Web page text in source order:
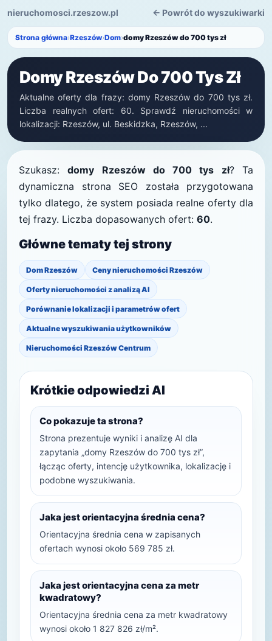
nieruchomosci.rzeszow.pl ← Powrót do wyszukiwarki
Strona główna›Rzeszów›Dom›domy Rzeszów do 700 tys zł
Domy Rzeszów Do 700 Tys Zł
Aktualne oferty dla frazy: domy Rzeszów do 700 tys zł.
Liczba realnych ofert: 60. Sprawdź nieruchomości w
lokalizacji: Rzeszów, ul. Beskidzka, Rzeszów, ...
Szukasz:domy Rzeszów do 700 tys zł? Ta
dynamiczna strona SEO została przygotowana
tylko dlatego, że system posiada realne oferty dla
tej frazy. Liczba dopasowanych ofert: 60.
Główne tematy tej strony
Dom Rzeszów Ceny nieruchomości Rzeszów
Oferty nieruchomości z analizą AI
Porównanie lokalizacji i parametrów ofert
Aktualne wyszukiwania użytkowników
Nieruchomości Rzeszów Centrum
Krótkie odpowiedzi AI
Co pokazuje ta strona?
Strona prezentuje wyniki i analizę AI dla
zapytania „domy Rzeszów do 700 tys zł”,
łącząc oferty, intencję użytkownika, lokalizację i
podobne wyszukiwania.
Jaka jest orientacyjna średnia cena?
Orientacyjna średnia cena w zapisanych
ofertach wynosi około 569 785 zł.
Jaka jest orientacyjna cena za metr
kwadratowy?
Orientacyjna średnia cena za metr kwadratowy
wynosi około 1 827 826 zł/m².